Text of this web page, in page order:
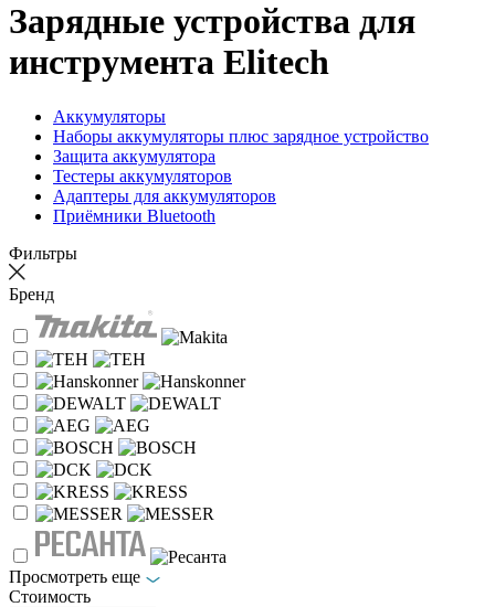
Зарядные устройства для
инструмента Elitech
Аккумуляторы
Наборы аккумуляторы плюс зарядное устройство
Защита аккумулятора
Тестеры аккумуляторов
Адаптеры для аккумуляторов
Приёмники Bluetooth
Фильтры
Бренд
Просмотреть еще
Стоимость